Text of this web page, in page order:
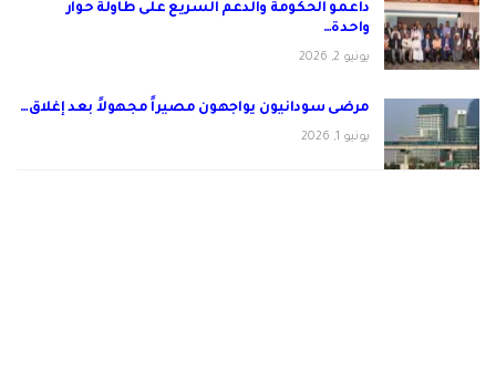
داعمو الحكومة والدعم السريع على طاولة حوار
واحدة…
يونيو 2, 2026
مرضى سودانيون يواجهون مصيراً مجهولاً بعد إغلاق…
يونيو 1, 2026